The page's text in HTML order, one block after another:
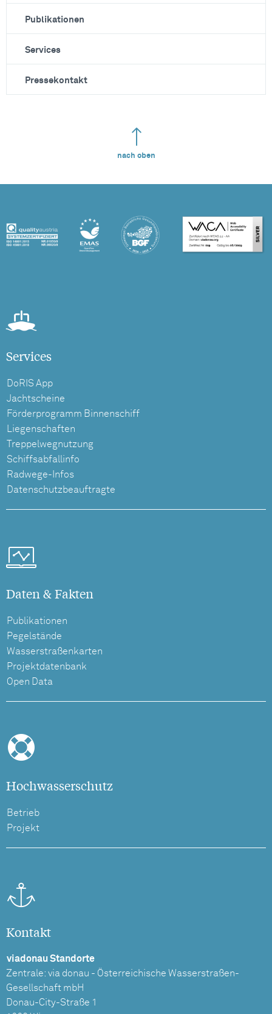
Publikationen
Services
Pressekontakt
nach oben
Services
DoRIS App
Jachtscheine
Förderprogramm Binnenschiff
Liegenschaften
Treppelwegnutzung
Schiffsabfallinfo
Radwege-Infos
Datenschutzbeauftragte
Daten & Fakten
Publikationen
Pegelstände
Wasserstraßenkarten
Projektdatenbank
Open Data
Hochwasserschutz
Betrieb
Projekt
Kontakt
viadonau Standorte
Zentrale: via donau - Österreichische Wasserstraßen-
Gesellschaft mbH
Donau-City-Straße 1